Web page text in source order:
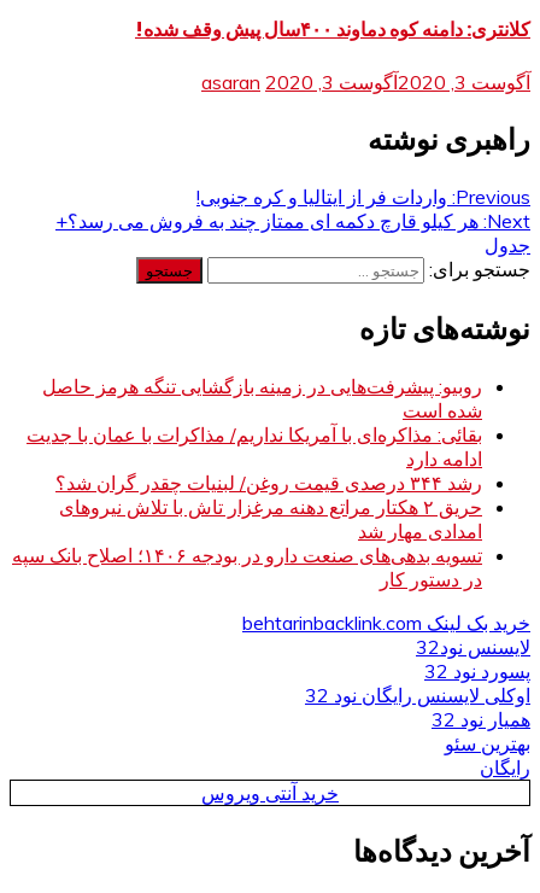
کلانتری: دامنه کوه دماوند ۴۰۰سال پیش وقف شده!
آگوست 3, 2020 آگوست 3, 2020 asaran
راهبری نوشته
Previous: واردات فر از ایتالیا و کره جنوبی!
Next: هر کیلو قارچ دکمه ای ممتاز چند به فروش می رسد؟+
جدول
جستجو برای:
نوشته‌های تازه
روبیو: پیشرفت‌هایی در زمینه بازگشایی تنگه هرمز حاصل
شده است
بقائی: مذاکره‌ای با آمریکا نداریم/ مذاکرات با عمان با جدیت
ادامه دارد
رشد ۳۴۴ درصدی قیمت روغن/ لبنیات چقدر گران شد؟
حریق ۲ هکتار مراتع دهنه مرغزار تاش با تلاش نیروهای
امدادی مهار شد
تسویه بدهی‌های صنعت دارو در بودجه ۱۴۰۶؛ اصلاح بانک سپه
در دستور کار
خرید بک لینک behtarinbacklink.com
لایسنس نود32
پسورد نود 32
اوکلی لایسنس رایگان نود 32
همیار نود 32
بهترین سئو
رایگان
خرید آنتی ویروس
آخرین دیدگاه‌ها